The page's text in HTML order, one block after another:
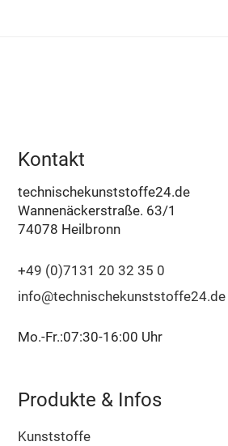
Kontakt
technischekunststoffe24.de
Wannenäckerstraße. 63/1
74078 Heilbronn
+49 (0)7131 20 32 35 0
info@technischekunststoffe24.de
Mo.-Fr.:07:30-16:00 Uhr
Produkte & Infos
Kunststoffe